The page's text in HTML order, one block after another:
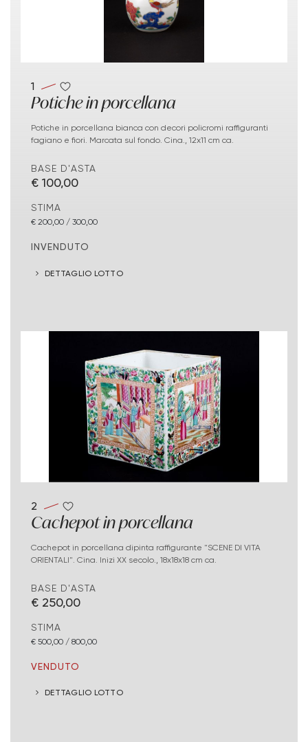
1
Potiche in porcellana
Potiche in porcellana bianca con decori policromi raffiguranti
fagiano e fiori. Marcata sul fondo. Cina., 12x11 cm ca.
BASE D'ASTA
€ 100,00
STIMA
€ 200,00 / 300,00
INVENDUTO
DETTAGLIO LOTTO
2
Cachepot in porcellana
Cachepot in porcellana dipinta raffigurante "SCENE DI VITA
ORIENTALI". Cina. Inizi XX secolo., 18x18x18 cm ca.
BASE D'ASTA
€ 250,00
STIMA
€ 500,00 / 800,00
VENDUTO
DETTAGLIO LOTTO